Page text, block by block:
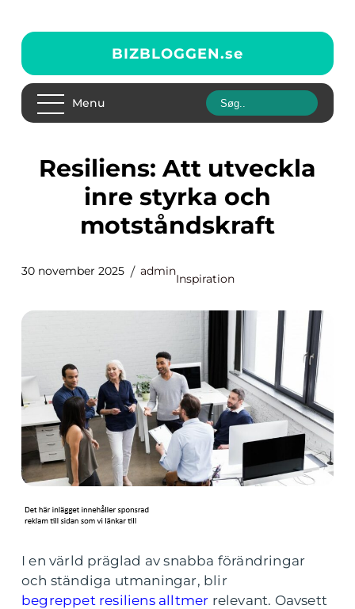
BIZBLOGGEN.se
Menu
Resiliens: Att utveckla
inre styrka och
motståndskraft
30 november 2025 admin
Inspiration
I en värld präglad av snabba förändringar
och ständiga utmaningar, blir
begreppet resiliens alltmer relevant. Oavsett